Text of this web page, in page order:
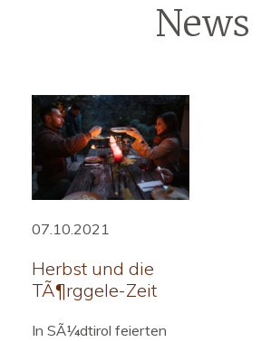
News
07.10.2021
Herbst und die
TÃ¶rggele-Zeit
In SÃ¼dtirol feierten